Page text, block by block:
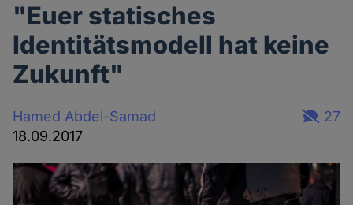
"Euer statisches
Identitätsmodell hat keine
Zukunft"
Hamed Abdel-Samad
18.09.2017
27